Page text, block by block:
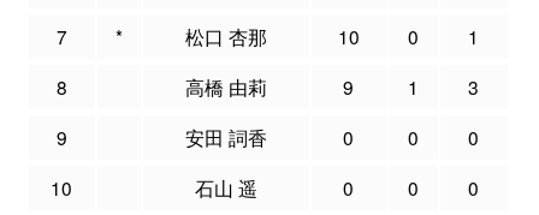
7
* 松口 杏那 10 0 1
8
高橋 由莉 9 1 3
9
安田 詞香 0 0 0
10
石山 遥 0 0 0